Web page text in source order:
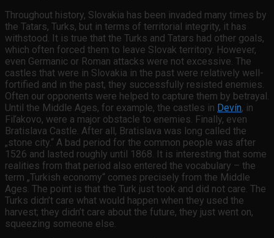
Throughout history, Slovakia has been invaded many times by
the Tatars, Turks, but in terms of territorial integrity, it has
withstood. It is true that the Turks and Tatars had other goals,
which often forced them to leave Slovak territory. However,
even Germanic or Roman attacks were not excessive. The
castles that were in Slovakia in the past were relatively well-
fortified and in the past, they successfully resisted enemies.
Often our opponents were helped to capture them by betrayal.
Until the Middle Ages, for example, the castles in Devín, in
Fiľakovo, were a major obstacle to enemies. Finally, even
Bratislava Castle. After all, Bratislava was long called the
„stone city.“ A bad period for the common people was after
1526 and lasted roughly until 1868. It is interesting that some
realities from that period also entered the vocabulary – the
term „Turkish economy“ comes precisely from the Middle
Ages. The point is that the Turk just took and did not care. The
Turks didn’t care what would happen when they used the
harvest; they didn’t care about the future, they just went on,
squeezing someone else.